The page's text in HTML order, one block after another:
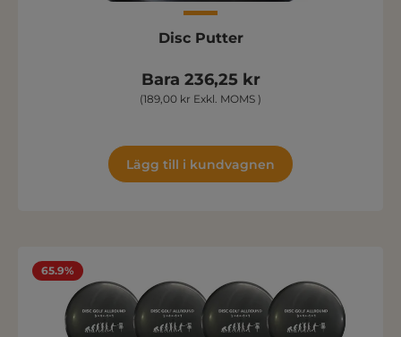
Disc Putter
Bara 236,25 kr
(189,00 kr Exkl. MOMS )
Lägg till i kundvagnen
65.9%